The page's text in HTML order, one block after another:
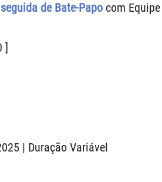
de Bate-Papo com Equipe
]
| Duração Variável